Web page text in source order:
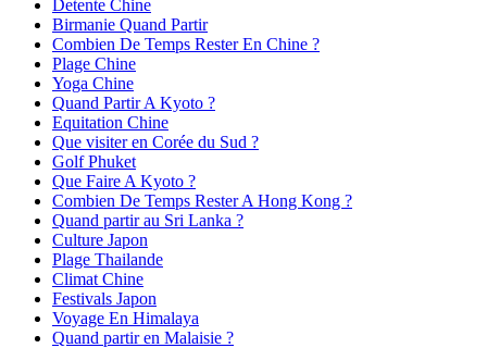
Detente Chine
Birmanie Quand Partir
Combien De Temps Rester En Chine ?
Plage Chine
Yoga Chine
Quand Partir A Kyoto ?
Equitation Chine
Que visiter en Corée du Sud ?
Golf Phuket
Que Faire A Kyoto ?
Combien De Temps Rester A Hong Kong ?
Quand partir au Sri Lanka ?
Culture Japon
Plage Thailande
Climat Chine
Festivals Japon
Voyage En Himalaya
Quand partir en Malaisie ?